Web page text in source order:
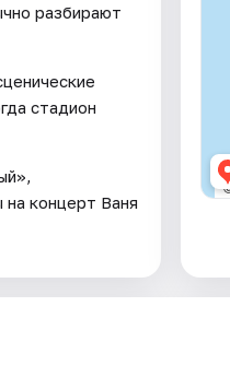
разбирают
стадион
концерт Ваня